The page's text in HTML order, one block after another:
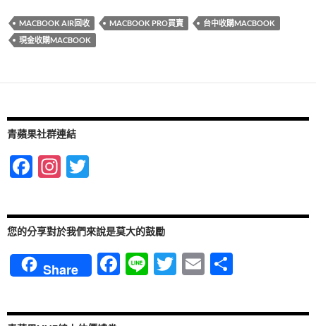
e
o
e itt ail
MACBOOK AIR回收 MACBOOK PRO買賣
台中收購MACBOOK
現金收購MACBOOK
青蘋果社群連結
F
e
b
o
o
In
ag
ra
m
itt
er
您的分享對於我們來說是莫大的鼓勵
Share
F
e
Li
e
T
itt
E
ail